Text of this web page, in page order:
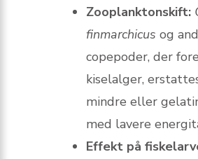
Zooplanktonskift:
finmarchicus og
copepoder, der
kiselalger,
mindre eller
med lavere
Effekt på